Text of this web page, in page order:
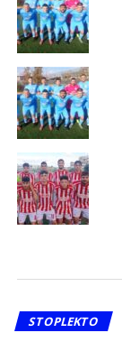
STOPLEKTO